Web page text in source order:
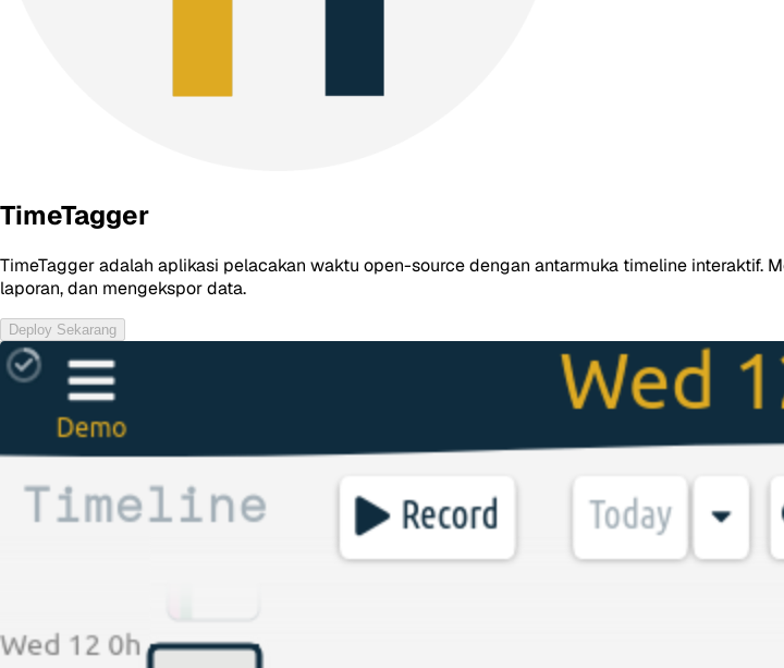
TimeTagger
TimeTagger adalah aplikasi pelacakan waktu open-source dengan antarmuka timeline interaktif.
laporan, dan mengekspor data.
Deploy Sekarang